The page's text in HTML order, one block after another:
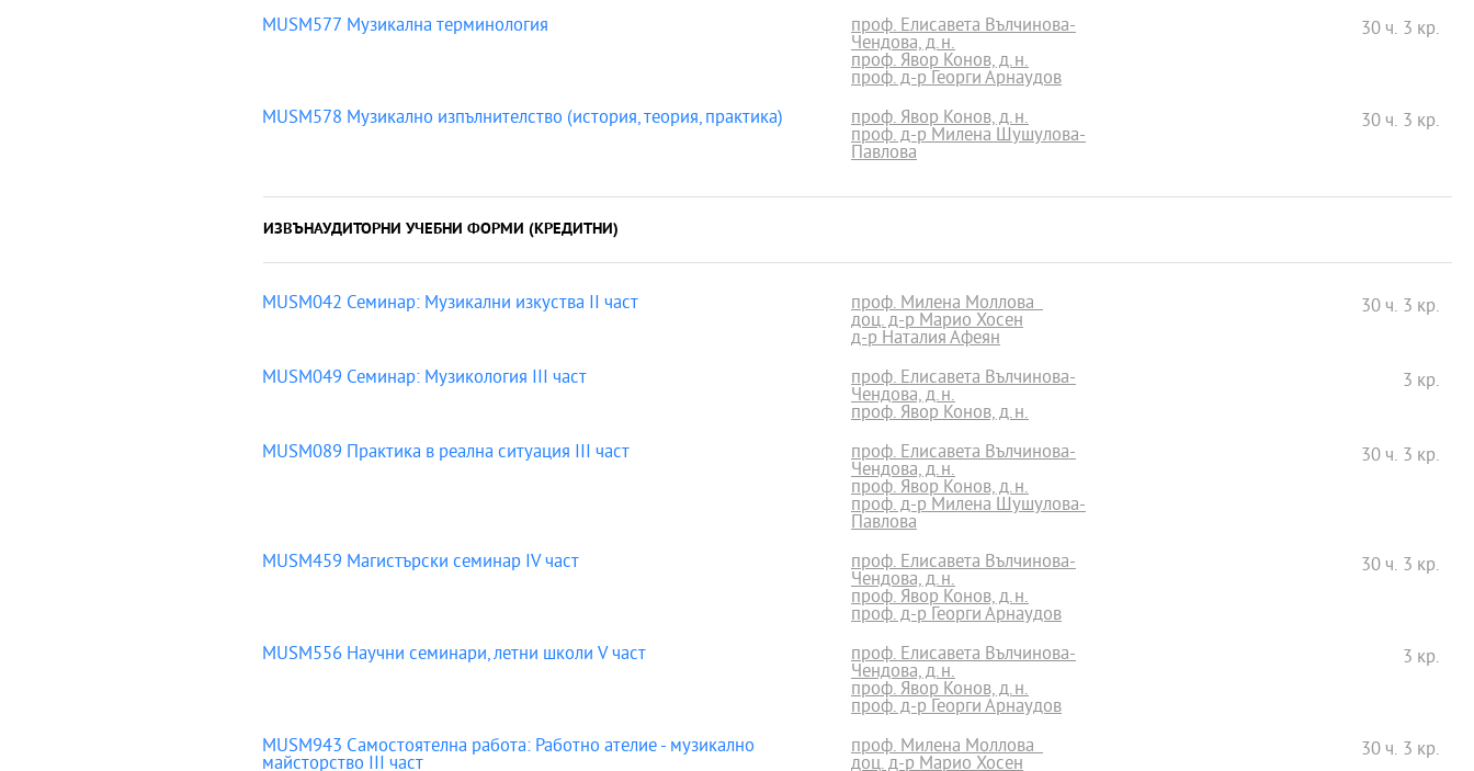
MUSM577 Музикална терминология проф. Елисавета Вълчинова-
Чендова, д.н.
проф. Явор Конов, д.н.
проф. д-р Георги Арнаудов
30 ч. 3 кр.
MUSM578 Музикално изпълнителство (история, теория, практика) проф. Явор Конов, д.н.
проф. д-р Милена Шушулова-
Павлова
30 ч. 3 кр.
ИЗВЪНАУДИТОРНИ УЧЕБНИ ФОРМИ (КРЕДИТНИ)
MUSM042 Семинар: Музикални изкуства II част проф. Милена Моллова
доц. д-р Марио Хосен
д-р Наталия Афеян
30 ч. 3 кр.
MUSM049 Семинар: Музикология III част проф. Елисавета Вълчинова-
Чендова, д.н.
проф. Явор Конов, д.н.
3 кр.
MUSM089 Практика в реална ситуация III част проф. Елисавета Вълчинова-
Чендова, д.н.
проф. Явор Конов, д.н.
проф. д-р Милена Шушулова-
Павлова
30 ч. 3 кр.
MUSM459 Магистърски семинар IV част проф. Елисавета Вълчинова-
Чендова, д.н.
проф. Явор Конов, д.н.
проф. д-р Георги Арнаудов
30 ч. 3 кр.
MUSM556 Научни семинари, летни школи V част проф. Елисавета Вълчинова-
Чендова, д.н.
проф. Явор Конов, д.н.
проф. д-р Георги Арнаудов
3 кр.
MUSM943 Самостоятелна работа: Работно ателие - музикално
майсторство III част
проф. Милена Моллова
доц. д-р Марио Хосен
30 ч. 3 кр.